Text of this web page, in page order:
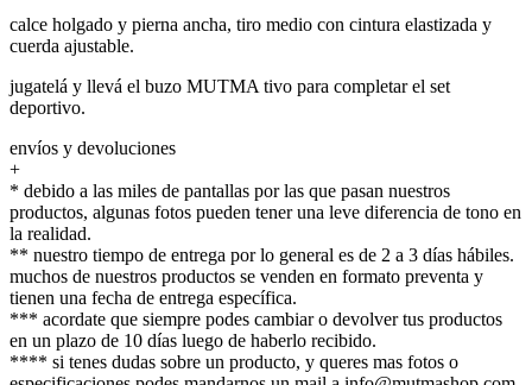
calce holgado y pierna ancha, tiro medio con cintura elastizada y
cuerda ajustable.
jugatelá y llevá el buzo MUTMA tivo para completar el set
deportivo.
envíos y devoluciones
+
* debido a las miles de pantallas por las que pasan nuestros
productos, algunas fotos pueden tener una leve diferencia de tono en
la realidad.
** nuestro tiempo de entrega por lo general es de 2 a 3 días hábiles.
muchos de nuestros productos se venden en formato preventa y
tienen una fecha de entrega específica.
*** acordate que siempre podes cambiar o devolver tus productos
en un plazo de 10 días luego de haberlo recibido.
**** si tenes dudas sobre un producto, y queres mas fotos o